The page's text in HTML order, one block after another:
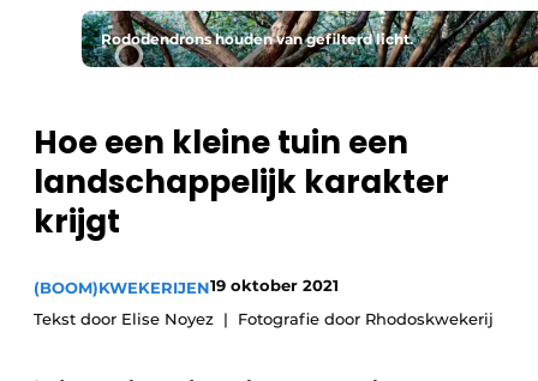
groenprofessional
Meest gelezen
Podcasts
Privacy / Cookie statement
Vacature aanmelden
Rododendrons houden van gefilterd licht.
Hoe een kleine tuin een
landschappelijk karakter
krijgt
(BOOM)KWEKERIJEN19 oktober 2021
Tekst door Elise Noyez
Fotografie door Rhodoskwekerij